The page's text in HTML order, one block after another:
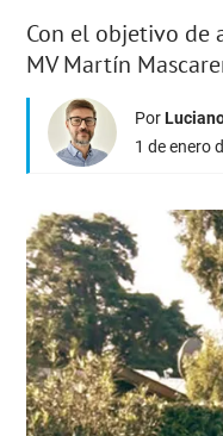
Con el objetivo de
MV Martín
Por
1 de enero